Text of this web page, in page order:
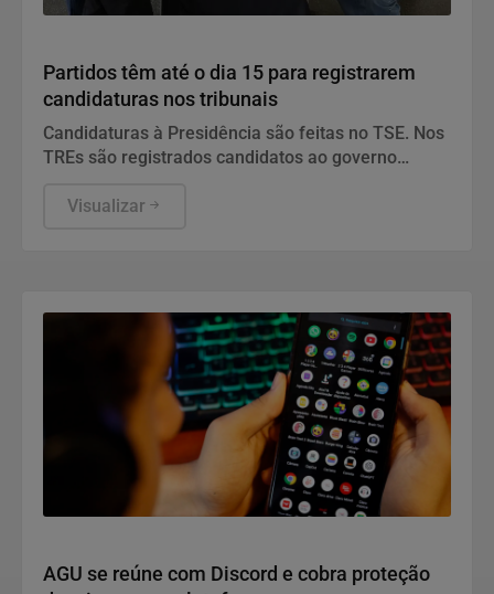
Partidos têm até o dia 15 para registrarem
candidaturas nos tribunais
Candidaturas à Presidência são feitas no TSE. Nos
TREs são registrados candidatos ao governo
assembleias estaduais e distrital.
Visualizar
AGU se reúne com Discord e cobra proteção